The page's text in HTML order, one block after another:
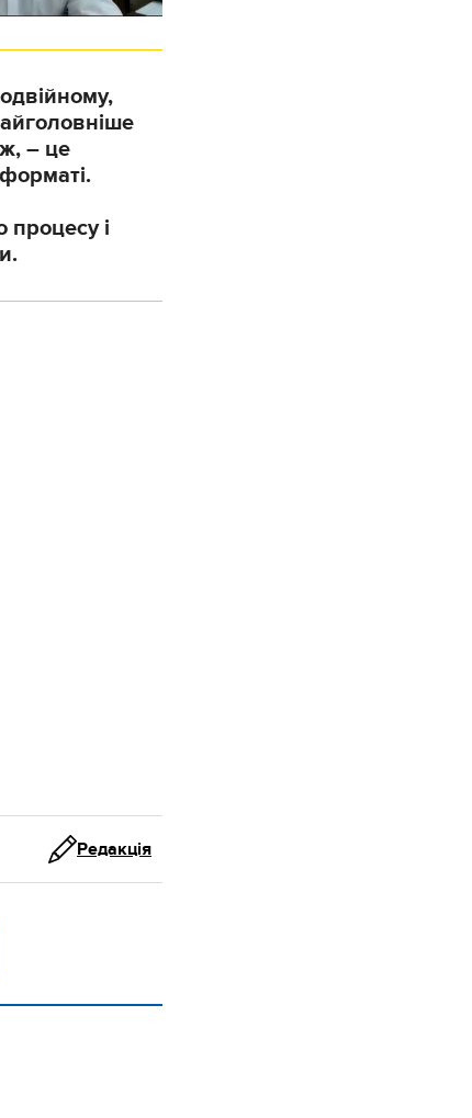
– це
процесу і
Редакція